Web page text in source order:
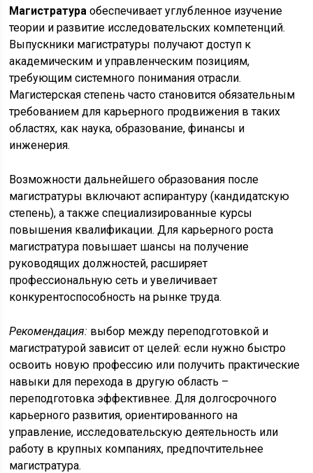
Магистратура обеспечивает углубленное изучение
теории и развитие исследовательских компетенций.
Выпускники магистратуры получают доступ к
академическим и управленческим позициям,
требующим системного понимания отрасли.
Магистерская степень часто становится обязательным
требованием для карьерного продвижения в таких
областях, как наука, образование, финансы и
инженерия.
Возможности дальнейшего образования после
магистратуры включают аспирантуру (кандидатскую
степень), а также специализированные курсы
повышения квалификации. Для карьерного роста
магистратура повышает шансы на получение
руководящих должностей, расширяет
профессиональную сеть и увеличивает
конкурентоспособность на рынке труда.
Рекомендация: выбор между переподготовкой и
магистратурой зависит от целей: если нужно быстро
освоить новую профессию или получить практические
навыки для перехода в другую область –
переподготовка эффективнее. Для долгосрочного
карьерного развития, ориентированного на
управление, исследовательскую деятельность или
работу в крупных компаниях, предпочтительнее
магистратура.